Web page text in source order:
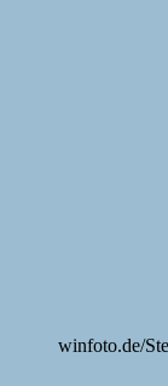
winfoto.de/